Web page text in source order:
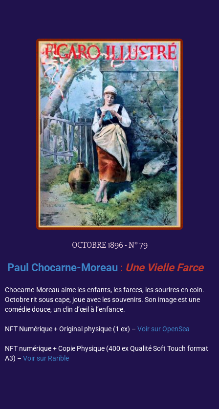
OCTOBRE 1896 - N° 79
Paul Chocarne-Moreau : Une Vielle Farce
Chocarne-Moreau aime les enfants, les farces, les sourires en coin.
Octobre rit sous cape, joue avec les souvenirs. Son image est une
comédie douce, un clin d’œil à l’enfance.
NFT Numérique + Original physique (1 ex) – Voir sur OpenSea
NFT numérique + Copie Physique (400 ex Qualité Soft Touch format
A3) – Voir sur Rarible